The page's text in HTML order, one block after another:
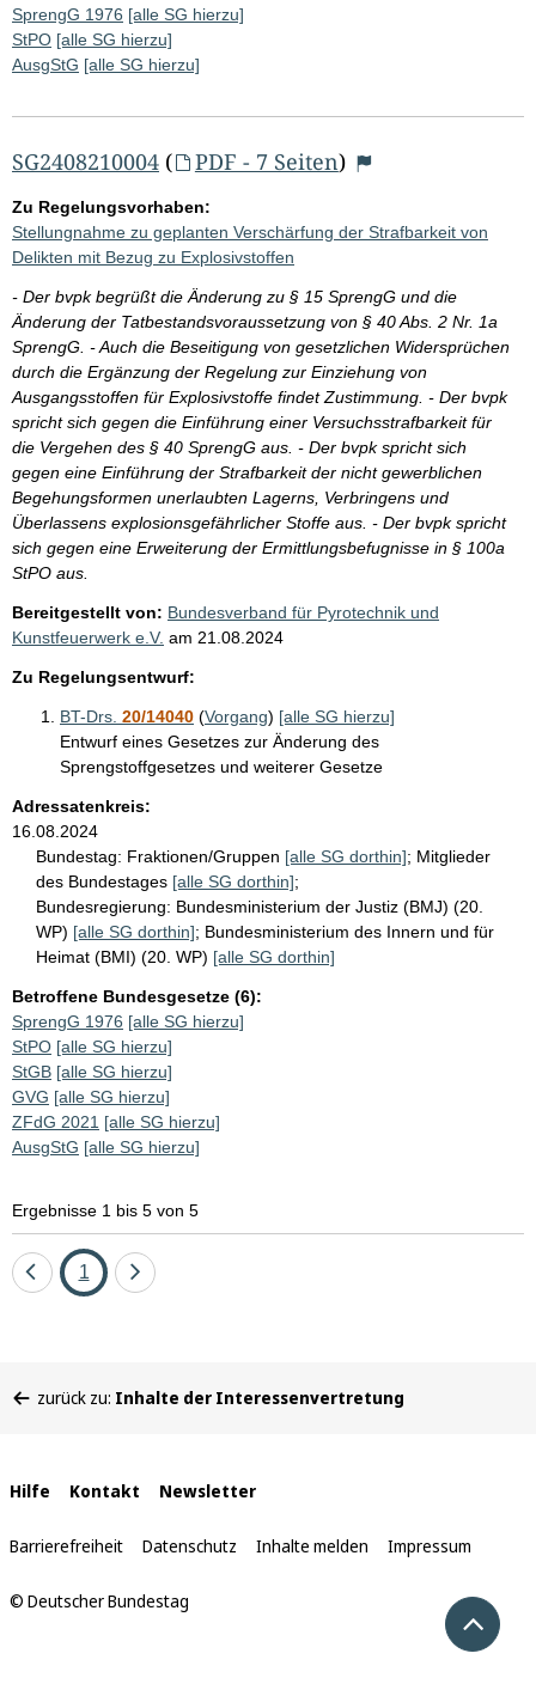
SprengG 1976 [alle SG hierzu]
StPO [alle SG hierzu]
AusgStG [alle SG hierzu]
SG2408210004 ( PDF - 7 Seiten)
Zu Regelungsvorhaben:
Stellungnahme zu geplanten Verschärfung der Strafbarkeit von
Delikten mit Bezug zu Explosivstoffen
- Der bvpk begrüßt die Änderung zu § 15 SprengG und die
Änderung der Tatbestandsvoraussetzung von § 40 Abs. 2 Nr. 1a
SprengG. - Auch die Beseitigung von gesetzlichen Widersprüchen
durch die Ergänzung der Regelung zur Einziehung von
Ausgangsstoffen für Explosivstoffe findet Zustimmung. - Der bvpk
spricht sich gegen die Einführung einer Versuchsstrafbarkeit für
die Vergehen des § 40 SprengG aus. - Der bvpk spricht sich
gegen eine Einführung der Strafbarkeit der nicht gewerblichen
Begehungsformen unerlaubten Lagerns, Verbringens und
Überlassens explosionsgefährlicher Stoffe aus. - Der bvpk spricht
sich gegen eine Erweiterung der Ermittlungsbefugnisse in § 100a
StPO aus.
Bereitgestellt von: Bundesverband für Pyrotechnik und
Kunstfeuerwerk e.V. am 21.08.2024
Zu Regelungsentwurf:
BT-Drs. 20/14040 (Vorgang) [alle SG hierzu]
Entwurf eines Gesetzes zur Änderung des
Sprengstoffgesetzes und weiterer Gesetze
Adressatenkreis:
16.08.2024
Bundestag: Fraktionen/Gruppen [alle SG dorthin]; Mitglieder
des Bundestages [alle SG dorthin];
Bundesregierung: Bundesministerium der Justiz (BMJ) (20.
WP) [alle SG dorthin]; Bundesministerium des Innern und für
Heimat (BMI) (20. WP) [alle SG dorthin]
Betroffene Bundesgesetze (6):
SprengG 1976 [alle SG hierzu]
StPO [alle SG hierzu]
StGB [alle SG hierzu]
GVG [alle SG hierzu]
ZFdG 2021 [alle SG hierzu]
AusgStG [alle SG hierzu]
Ergebnisse 1 bis 5 von 5
EineSeite
1
Eine
befinden
zurück zu: Inhalte der Interessenvertretung
Interne
Links
Hilfe Kontakt Newsletter
Barrierefreiheit Datenschutz Inhalte melden Impressum
© Deutscher Bundestag